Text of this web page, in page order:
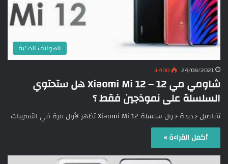
الهواتف الذكية
24/08/2021 3٬400
شاومي مي 12 – Xiaomi Mi 12 هل ستحتوي
السلسلة على نموذجين فقط ؟
تفاصيل جديدة حول سلسلة Xiaomi Mi 12 تظهر لأول مرة في التسريبات
أكمل القراءة »